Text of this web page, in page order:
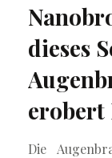
dieses
erobert
Die